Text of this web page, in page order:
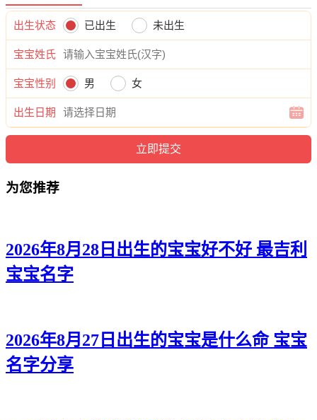
莹若、若欣、芷嫣、清澜、澜依、然滢、莎绮、菱朵、江如、
欣雯、清影、珍秋、兰缘、佳欣、采佳、琦虹、妮菲、黛妤、
丽恬、影婉、娜雅、冬婉、姗晓、兮夏、静洛、瑶影、琼君、
紫楚、盼虹、然梵、馨淇、雯语、筱书、雅菲、兮蕊、淇欣、
昕雅、采滢、泉旋、媱龄、瑶敏、兮昕、静兮、恬俪、璇静、
艺秋、佳滢、影夏、冰南、薇滢、冰璐、妙媛、可慧、冰紫、
瑶夏、晴君、泉涵、蓝馥、南云、姝丝。
出生状态 已出生 未出生
宝宝姓氏
宝宝性别 男 女
出生日期
为您推荐
2026年8月28日出生的宝宝好不好 最吉利
宝宝名字
2026年8月27日出生的宝宝是什么命 宝宝
名字分享